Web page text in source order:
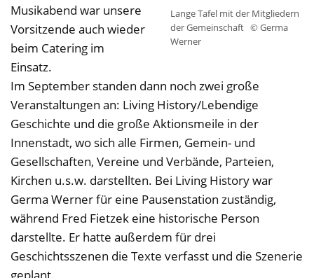
Lange Tafel mit der Mitgliedern
der Gemeinschaft © Germa
Werner
Musikabend war unsere
Vorsitzende auch wieder
beim Catering im
Einsatz.
Im September standen dann noch zwei große
Veranstaltungen an: Living History/Lebendige
Geschichte und die große Aktionsmeile in der
Innenstadt, wo sich alle Firmen, Gemein- und
Gesellschaften, Vereine und Verbände, Parteien,
Kirchen u.s.w. darstellten. Bei Living History war
Germa Werner für eine Pausenstation zuständig,
während Fred Fietzek eine historische Person
darstellte. Er hatte außerdem für drei
Geschichtsszenen die Texte verfasst und die Szenerie